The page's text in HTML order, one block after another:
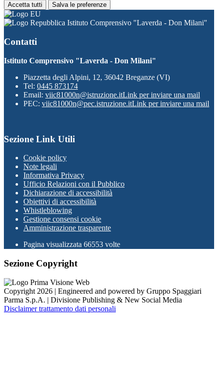
Accetta tutti Salva le preferenze
Istituto Comprensivo "Laverda - Don Milani"
Contatti
Istituto Comprensivo "Laverda - Don Milani"
Piazzetta degli Alpini, 12, 36042 Breganze (VI)
Tel: 0445 873174
Email: viic81000n@istruzione.itLink per inviare una mail
PEC: viic81000n@pec.istruzione.itLink per inviare una mail
Sezione Link Utili
Cookie policy
Note legali
Informativa Privacy
Ufficio Relazioni con il Pubblico
Dichiarazione di accessibilità
Obiettivi di accessibilità
Whistleblowing
Gestione consensi cookie
Amministrazione trasparente
Pagina visualizzata 66553 volte
Sezione Copyright
Copyright 2026 | Engineered and powered by Gruppo Spaggiari
Parma S.p.A. | Divisione Publishing & New Social Media
Disclaimer trattamento dati personali